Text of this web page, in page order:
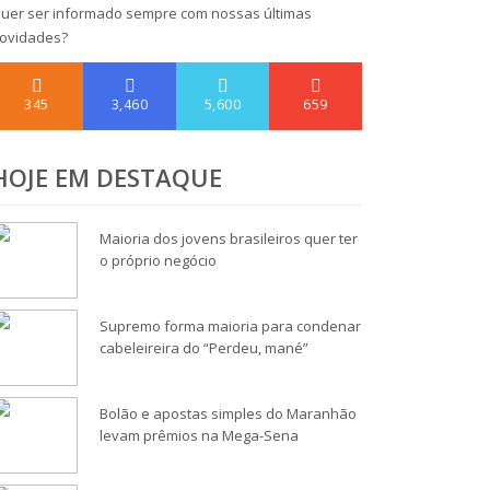
ser informado sempre com nossas últimas
345 3,460 5,600 659
EM DESTAQUE
Maioria dos jovens brasileiros quer ter
o próprio negócio
Supremo forma maioria para condenar
cabeleireira do “Perdeu, mané”
Bolão e apostas simples do Maranhão
levam prêmios na Mega-Sena